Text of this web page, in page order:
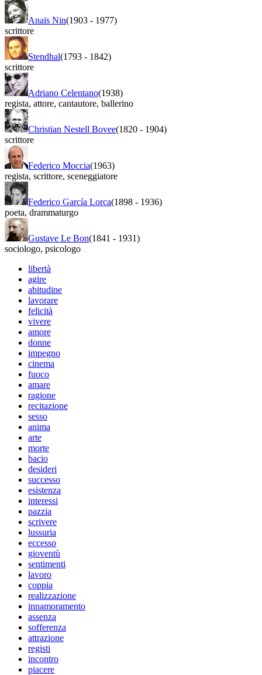
Anaïs Nin(1903 - 1977)
scrittore
Stendhal(1793 - 1842)
scrittore
Adriano Celentano(1938)
regista, attore, cantautore, ballerino
Christian Nestell Bovee(1820 - 1904)
scrittore
Federico Moccia(1963)
regista, scrittore, sceneggiatore
Federico García Lorca(1898 - 1936)
poeta, drammaturgo
Gustave Le Bon(1841 - 1931)
sociologo, psicologo
libertà
agire
abitudine
lavorare
felicità
vivere
amore
donne
impegno
cinema
fuoco
amare
ragione
recitazione
sesso
anima
arte
morte
bacio
desideri
successo
esistenza
interessi
pazzia
scrivere
lussuria
eccesso
gioventù
sentimenti
lavoro
coppia
realizzazione
innamoramento
assenza
sofferenza
attrazione
registi
incontro
piacere